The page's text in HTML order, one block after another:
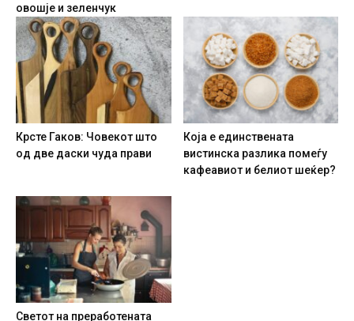
овошје и зеленчук
Крсте Гаков: Човекот што
од две даски чуда прави
Која е единствената
вистинска разлика помеѓу
кафеавиот и белиот шеќер?
Светот на преработената